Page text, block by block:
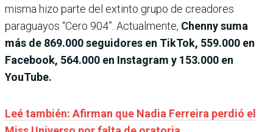
misma hizo parte del extinto grupo de creadores
paraguayos “Cero 904”. Actualmente, Chenny suma
más de 869.000 seguidores en TikTok, 559.000 en
Facebook, 564.000 en Instagram y 153.000 en
YouTube.
Leé también: Afirman que Nadia Ferreira perdió el